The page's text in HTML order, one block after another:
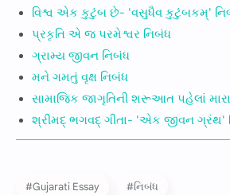
વિશ્વ એક કુટુંબ છે- 'વસુધૈવ કુટુંબકમ્'
પ્રકૃતિ એ જ પરમેશ્વર નિબંધ
ગ્રામ્ય જીવન નિબંધ
મને ગમતું વૃક્ષ નિબંધ
સામાજિક જાગૃતિની શરૂઆત પહેલાં
શ્રીમદ્ ભગવદ્ ગીતા- 'એક જીવન ગ્રંથ'
#Gujarati Essay #નિબંધ